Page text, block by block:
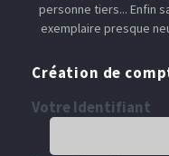
personne tiers... Enfin
exemplaire presque
Création de
Votre Identifiant